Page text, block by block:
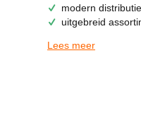
modern
uitgebreid
Lees meer